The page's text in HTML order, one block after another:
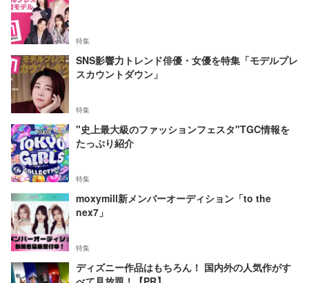
特集
SNS影響力トレンド俳優・女優を特集「モデルプレ
スカウントダウン」
特集
"史上最大級のファッションフェスタ"TGC情報を
たっぷり紹介
特集
moxymill新メンバーオーディション「to the
nex7」
特集
ディズニー作品はもちろん！ 国内外の人気作がす